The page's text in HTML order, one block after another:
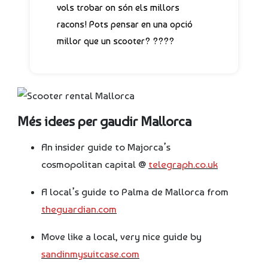
vols trobar on són els millors
racons! Pots pensar en una opció
millor que un scooter? ????
Més idees per gaudir Mallorca
An insider guide to Majorca’s
cosmopolitan capital @ telegraph.co.uk
A local’s guide to Palma de Mallorca from
theguardian.com
Move like a local, very nice guide by
sandinmysuitcase.com